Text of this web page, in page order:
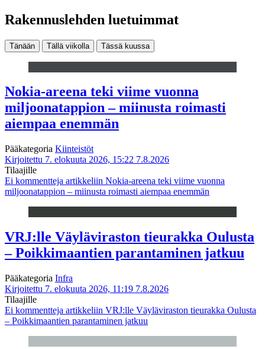
Rakennuslehden luetuimmat
Tänään Tällä viikolla Tässä kuussa
Nokia-areena teki viime vuonna
miljoonatappion – miinusta roimasti
aiempaa enemmän
Pääkategoria Kiinteistöt
Kirjoitettu 7. elokuuta 2026, 15:22 7.8.2026
Tilaajille
Ei kommentteja artikkeliin Nokia-areena teki viime vuonna
miljoonatappion – miinusta roimasti aiempaa enemmän
VRJ:lle Väyläviraston tieurakka Oulusta
– Poikkimaantien parantaminen jatkuu
Pääkategoria Infra
Kirjoitettu 7. elokuuta 2026, 11:19 7.8.2026
Tilaajille
Ei kommentteja artikkeliin VRJ:lle Väyläviraston tieurakka Oulusta
– Poikkimaantien parantaminen jatkuu